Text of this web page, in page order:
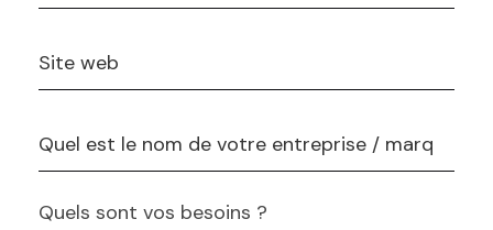
Quels sont vos besoins ?